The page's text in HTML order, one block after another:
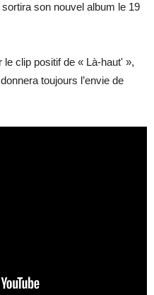
son nouvel album le 19
clip positif de « Là-haut' »,
toujours l’envie de